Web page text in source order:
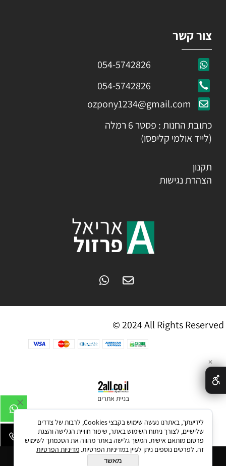
הוסף לסל
צור קשר
054-5742826
054-5742826
ozpony1234@gmail.com
כתובת החנות : פסטר 6 רמלה
(לייד אולמי קליפסו)
תקנון
הצהרת נגישות
© 2024 All Rights Reserved
בניית אתרים
✕
לידיעתך, באתרנו נעשה שימוש בקבצי Cookies, לרבות של צדדים
שלישיים, לצורך ניתוח השימוש באתר, שיפור חוויית הגלישה והצגת
פרסום מותאם אישית. המשך גלישה באתר מהווה את הסכמתך לשימוש
זה. לפרטים נוספים ניתן לעיין במדיניות הפרטיות. מדיניות הפרטיות
מאשר